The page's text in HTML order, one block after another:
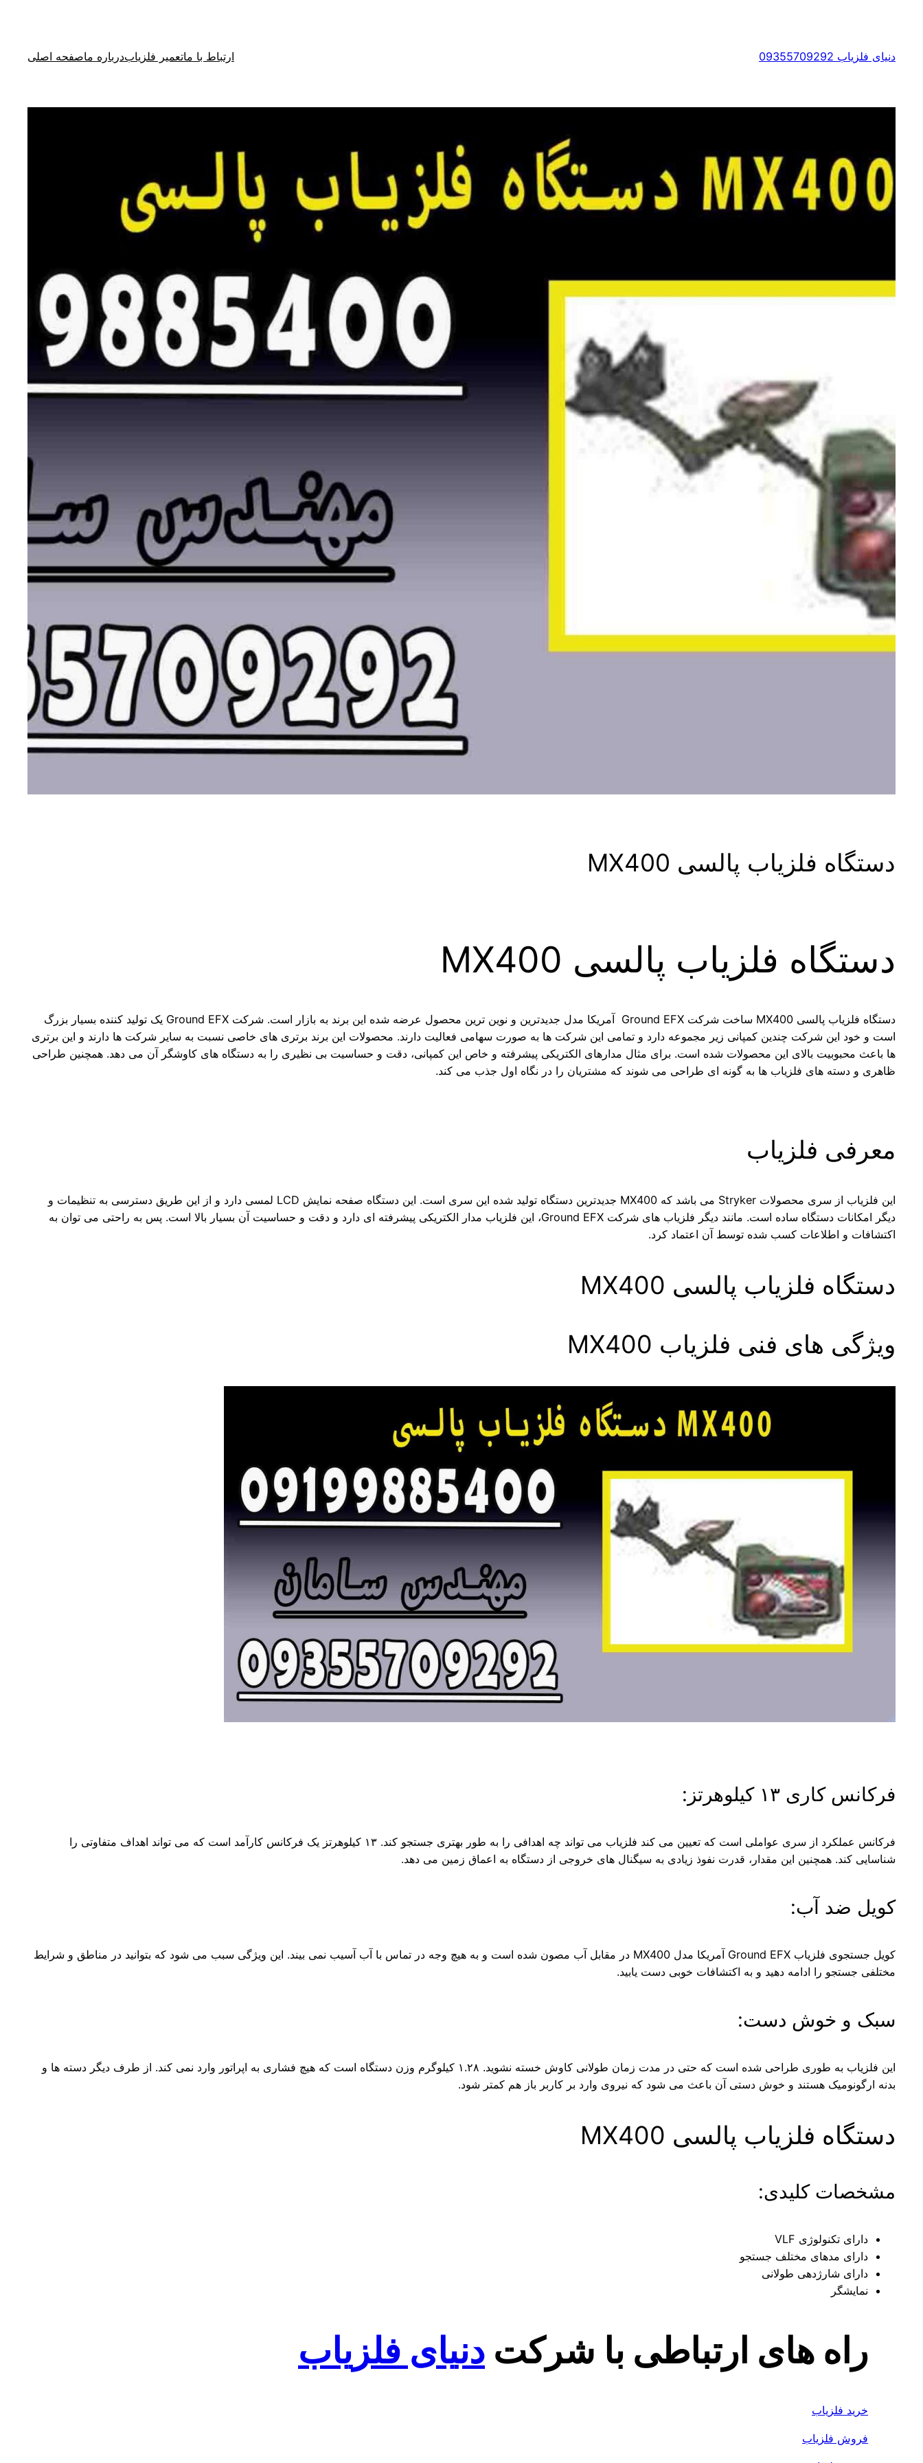
دنیای فلزیاب 09355709292 ارتباط با ماتعمیر فلزیابدرباره ماصفحه اصلی
دستگاه فلزیاب پالسی MX400
دستگاه فلزیاب پالسی MX400
دستگاه فلزیاب پالسی MX400 ساخت شرکت Ground EFX آمریکا مدل جدیدترین و نوین ترین محصول عرضه شده این برند به بازار است. شرکت Ground EFX یک تولید کننده بسیار بزرگ
است و خود این شرکت چندین کمپانی زیر مجموعه دارد و تمامی این شرکت ها به صورت سهامی فعالیت دارند. محصولات این برند برتری های خاصی نسبت به سایر شرکت ها دارند و این برتری
ها باعث محبوبیت بالای این محصولات شده است. برای مثال مدارهای الکتریکی پیشرفته و خاص این کمپانی، دقت و حساسیت بی نظیری را به دستگاه های کاوشگر آن می دهد. همچنین طراحی
ظاهری و دسته های فلزیاب ها به گونه ای طراحی می شوند که مشتریان را در نگاه اول جذب می کند.
معرفی فلزیاب
این فلزیاب از سری محصولات Stryker می باشد که MX400 جدیدترین دستگاه تولید شده این سری است. این دستگاه صفحه نمایش LCD لمسی دارد و از این طریق دسترسی به تنظیمات و
دیگر امکانات دستگاه ساده است. مانند دیگر فلزیاب های شرکت Ground EFX، این فلزیاب مدار الکتریکی پیشرفته ای دارد و دقت و حساسیت آن بسیار بالا است. پس به راحتی می توان به
اکتشافات و اطلاعات کسب شده توسط آن اعتماد کرد.
دستگاه فلزیاب پالسی MX400
ویژگی های فنی فلزیاب MX400
فرکانس کاری ۱۳ کیلوهرتز:
فرکانس عملکرد از سری عواملی است که تعیین می کند فلزیاب می تواند چه اهدافی را به طور بهتری جستجو کند. ۱۳ کیلوهرتز یک فرکانس کارآمد است که می تواند اهداف متفاوتی را
شناسایی کند. همچنین این مقدار، قدرت نفوذ زیادی به سیگنال های خروجی از دستگاه به اعماق زمین می دهد.
کویل ضد آب:
کویل جستجوی فلزیاب Ground EFX آمریکا مدل MX400 در مقابل آب مصون شده است و به هیچ وجه در تماس با آب آسیب نمی بیند. این ویژگی سبب می شود که بتوانید در مناطق و شرایط
مختلفی جستجو را ادامه دهید و به اکتشافات خوبی دست یابید.
سبک و خوش دست:
این فلزیاب به طوری طراحی شده است که حتی در مدت زمان طولانی کاوش خسته نشوید. ۱.۲۸ کیلوگرم وزن دستگاه است که هیچ فشاری به اپراتور وارد نمی کند. از طرف دیگر دسته ها و
بدنه ارگونومیک هستند و خوش دستی آن باعث می شود که نیروی وارد بر کاربر باز هم کمتر شود.
دستگاه فلزیاب پالسی MX400
مشخصات کلیدی:
دارای تکنولوژی VLF
دارای مدهای مختلف جستجو
دارای شارژدهی طولانی
نمایشگر
راه های ارتباطی با شرکت دنیای فلزیاب
خرید فلزیاب
فروش فلزیاب